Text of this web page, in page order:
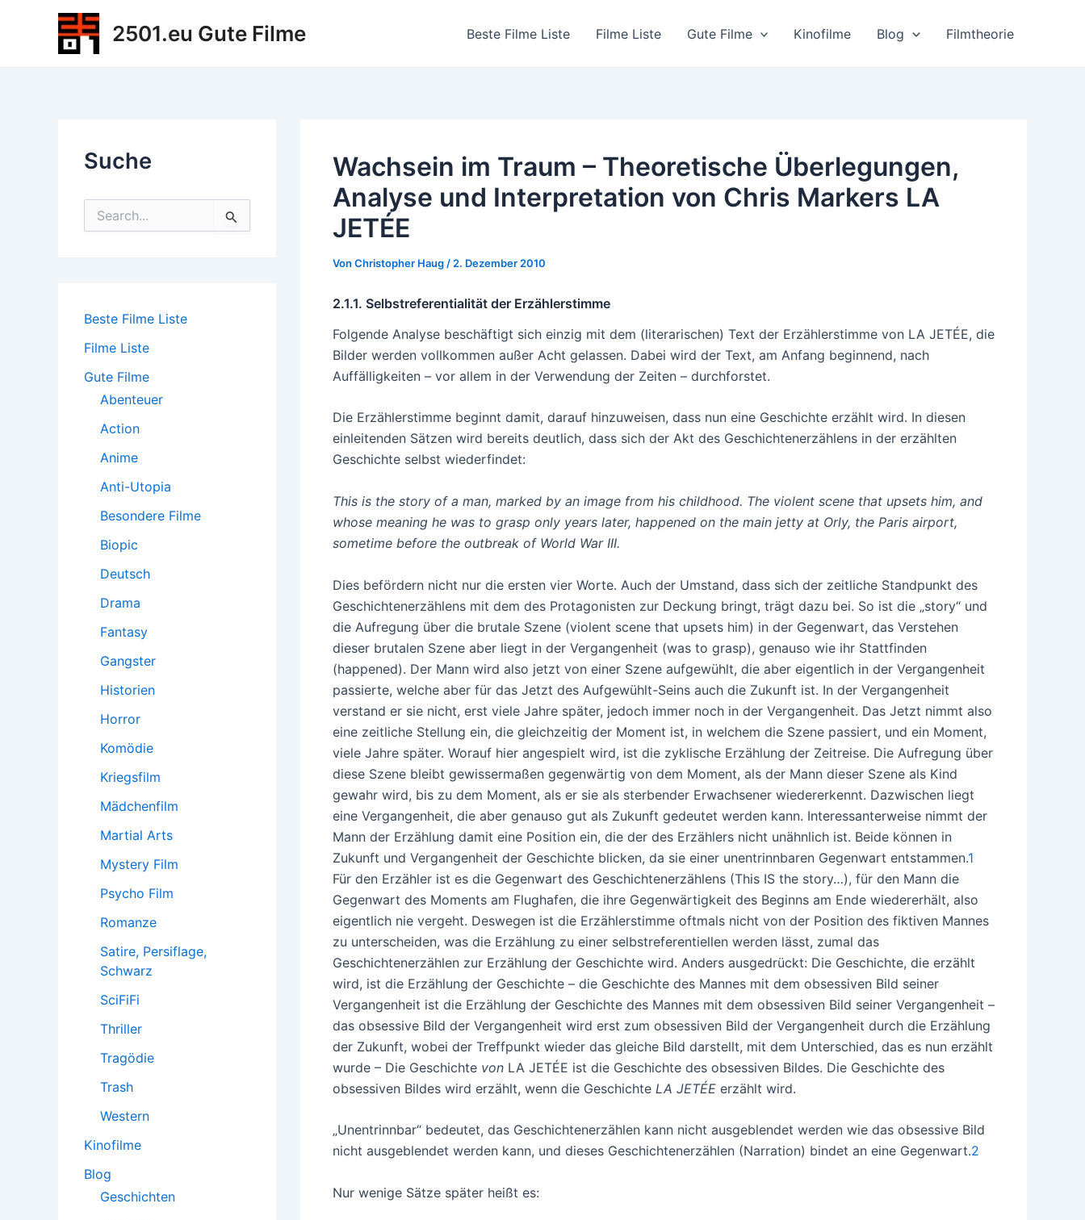
2501.eu Gute Filme Beste Filme Liste Filme Liste Gute Filme Kinofilme Blog Filmtheorie
Suche
a
h
Beste Filme Liste
Filme Liste
Gute Filme
Abenteuer
Action
Anime
Anti-Utopia
Besondere Filme
Biopic
Deutsch
Drama
Fantasy
Gangster
Historien
Horror
Komödie
Kriegsfilm
Mädchenfilm
Martial Arts
Mystery Film
Psycho Film
Romanze
Satire, Persiflage,
Schwarz
SciFiFi
Thriller
Tragödie
Trash
Western
Kinofilme
Blog
Geschichten
Wachsein im Traum – Theoretische Überlegungen,
Analyse und Interpretation von Chris Markers LA
JETÉE
Von Christopher Haug / 2. Dezember 2010
2.1.1. Selbstreferentialität der Erzählerstimme
Folgende Analyse beschäftigt sich einzig mit dem (literarischen) Text der Erzählerstimme von LA JETÉE, die
Bilder werden vollkommen außer Acht gelassen. Dabei wird der Text, am Anfang beginnend, nach
Auffälligkeiten – vor allem in der Verwendung der Zeiten – durchforstet.
Die Erzählerstimme beginnt damit, darauf hinzuweisen, dass nun eine Geschichte erzählt wird. In diesen
einleitenden Sätzen wird bereits deutlich, dass sich der Akt des Geschichtenerzählens in der erzählten
Geschichte selbst wiederfindet:
This is the story of a man, marked by an image from his childhood. The violent scene that upsets him, and
whose meaning he was to grasp only years later, happened on the main jetty at Orly, the Paris airport,
sometime before the outbreak of World War III.
Dies befördern nicht nur die ersten vier Worte. Auch der Umstand, dass sich der zeitliche Standpunkt des
Geschichtenerzählens mit dem des Protagonisten zur Deckung bringt, trägt dazu bei. So ist die „story“ und
die Aufregung über die brutale Szene (violent scene that upsets him) in der Gegenwart, das Verstehen
dieser brutalen Szene aber liegt in der Vergangenheit (was to grasp), genauso wie ihr Stattfinden
(happened). Der Mann wird also jetzt von einer Szene aufgewühlt, die aber eigentlich in der Vergangenheit
passierte, welche aber für das Jetzt des Aufgewühlt-Seins auch die Zukunft ist. In der Vergangenheit
verstand er sie nicht, erst viele Jahre später, jedoch immer noch in der Vergangenheit. Das Jetzt nimmt also
eine zeitliche Stellung ein, die gleichzeitig der Moment ist, in welchem die Szene passiert, und ein Moment,
viele Jahre später. Worauf hier angespielt wird, ist die zyklische Erzählung der Zeitreise. Die Aufregung über
diese Szene bleibt gewissermaßen gegenwärtig von dem Moment, als der Mann dieser Szene als Kind
gewahr wird, bis zu dem Moment, als er sie als sterbender Erwachsener wiedererkennt. Dazwischen liegt
eine Vergangenheit, die aber genauso gut als Zukunft gedeutet werden kann. Interessanterweise nimmt der
Mann der Erzählung damit eine Position ein, die der des Erzählers nicht unähnlich ist. Beide können in
Zukunft und Vergangenheit der Geschichte blicken, da sie einer unentrinnbaren Gegenwart entstammen.1
Für den Erzähler ist es die Gegenwart des Geschichtenerzählens (This IS the story…), für den Mann die
Gegenwart des Moments am Flughafen, die ihre Gegenwärtigkeit des Beginns am Ende wiedererhält, also
eigentlich nie vergeht. Deswegen ist die Erzählerstimme oftmals nicht von der Position des fiktiven Mannes
zu unterscheiden, was die Erzählung zu einer selbstreferentiellen werden lässt, zumal das
Geschichtenerzählen zur Erzählung der Geschichte wird. Anders ausgedrückt: Die Geschichte, die erzählt
wird, ist die Erzählung der Geschichte – die Geschichte des Mannes mit dem obsessiven Bild seiner
Vergangenheit ist die Erzählung der Geschichte des Mannes mit dem obsessiven Bild seiner Vergangenheit –
das obsessive Bild der Vergangenheit wird erst zum obsessiven Bild der Vergangenheit durch die Erzählung
der Zukunft, wobei der Treffpunkt wieder das gleiche Bild darstellt, mit dem Unterschied, das es nun erzählt
wurde – Die Geschichte von LA JETÉE ist die Geschichte des obsessiven Bildes. Die Geschichte des
obsessiven Bildes wird erzählt, wenn die Geschichte LA JETÉE erzählt wird.
„Unentrinnbar“ bedeutet, das Geschichtenerzählen kann nicht ausgeblendet werden wie das obsessive Bild
nicht ausgeblendet werden kann, und dieses Geschichtenerzählen (Narration) bindet an eine Gegenwart.2
Nur wenige Sätze später heißt es: